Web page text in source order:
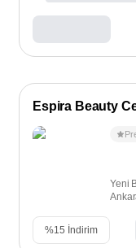
Espira Beauty
Yeni
%15 İndirim